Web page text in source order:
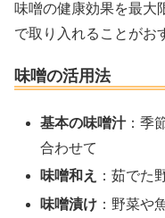
味噌の健康効果を最大
で取り入れることがお
味噌の活用法
基本の味噌汁：季
合わせて
味噌和え
：茹でた
味噌漬け ：野菜や